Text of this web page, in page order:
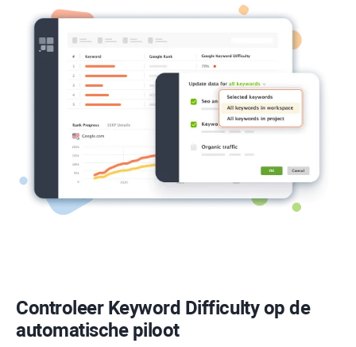
Controleer Keyword Difficultyop de
automatische piloot